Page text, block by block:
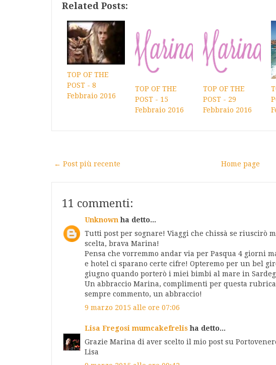
Related Posts:
TOP OF THE
POST - 8
Febbraio 2016
TOP OF THE
POST - 15
Febbraio 2016
TOP OF THE
POST - 29
Febbraio 2016
← Post più recente Home page
11 commenti:
Unknownha detto...
Tutti post per sognare! Viaggi che chissà se riuscirò
scelta, brava Marina!
Pensa che vorremmo andar via per Pasqua 4 giorni
e hotel ci sparano certe cifre! Opteremo per un bel
giugno quando porterò i miei bimbi al mare in
Un abbraccio Marina, complimenti per questa
sempre commento, un abbraccio!
9 marzo 2015 alle ore 07:06
Lisa Fregosi mumcakefrelisha detto...
Grazie Marina di aver scelto il mio post su
Lisa